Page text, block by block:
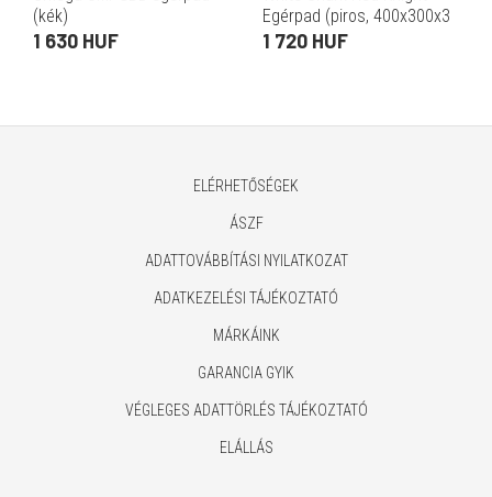
(kék)
1 630 HUF
Egérpad (piros, 400x300x3
mm)
1 720 HUF
ELÉRHETŐSÉGEK
ÁSZF
ADATTOVÁBBÍTÁSI NYILATKOZAT
ADATKEZELÉSI TÁJÉKOZTATÓ
MÁRKÁINK
GARANCIA GYIK
VÉGLEGES ADATTÖRLÉS TÁJÉKOZTATÓ
ELÁLLÁS